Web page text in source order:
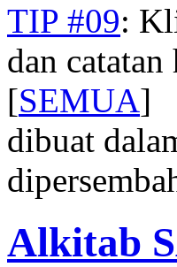
TIP #09:
dan
[SEMUA]
dibuat
Alkitab